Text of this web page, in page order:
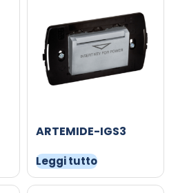
ARTEMIDE-IGS3
Leggi tutto